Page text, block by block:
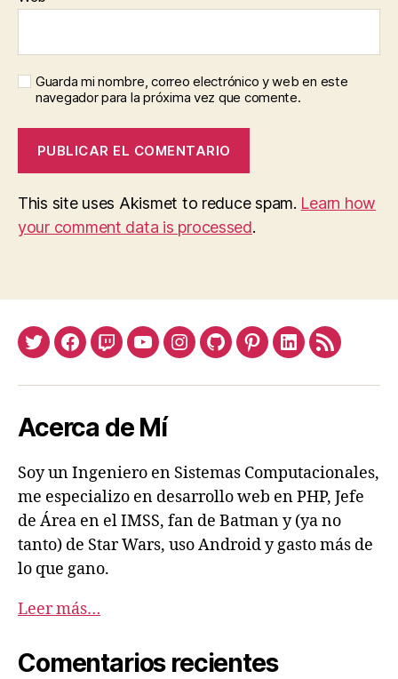
Guarda mi nombre, correo electrónico y web en este
navegador para la próxima vez que comente.
This site uses Akismet to reduce spam. Learn how
your comment data is processed.
TwitterFacebook
TwitchYoutubeInstagram
GithubPinterestLinkedin
Feed
Acerca de Mí
Soy un Ingeniero en Sistemas Computacionales,
me especializo en desarrollo web en PHP, Jefe
de Área en el IMSS, fan de Batman y (ya no
tanto) de Star Wars, uso Android y gasto más de
lo que gano.
Leer más…
Comentarios recientes